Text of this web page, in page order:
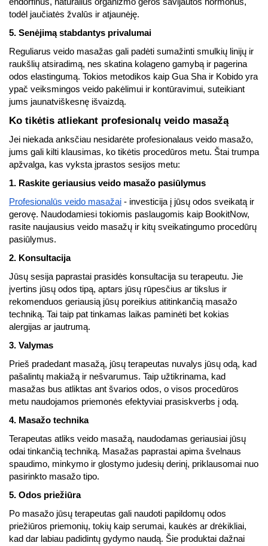
todėl jaučiatės žvalūs ir atjaunėję.
5. Senėjimą stabdantys privalumai
Reguliarus veido masažas gali padėti sumažinti smulkių linijų ir
raukšlių atsiradimą, nes skatina kolageno gamybą ir pagerina
odos elastingumą. Tokios metodikos kaip Gua Sha ir Kobido yra
ypač veiksmingos veido pakėlimui ir kontūravimui, suteikiant
jums jaunatviškesnę išvaizdą.
Ko tikėtis atliekant profesionalų veido masažą
Jei niekada anksčiau nesidarėte profesionalaus veido masažo,
jums gali kilti klausimas, ko tikėtis procedūros metu. Štai trumpa
apžvalga, kas vyksta įprastos sesijos metu:
1. Raskite geriausius veido masažo pasiūlymus
Profesionalūs veido masažai - investicija į jūsų odos sveikatą ir
gerovę. Naudodamiesi tokiomis paslaugomis kaip BookitNow,
rasite naujausius veido masažų ir kitų sveikatingumo procedūrų
pasiūlymus.
2. Konsultacija
Jūsų sesija paprastai prasidės konsultacija su terapeutu. Jie
įvertins jūsų odos tipą, aptars jūsų rūpesčius ar tikslus ir
rekomenduos geriausią jūsų poreikius atitinkančią masažo
techniką. Tai taip pat tinkamas laikas paminėti bet kokias
alergijas ar jautrumą.
3. Valymas
Prieš pradedant masažą, jūsų terapeutas nuvalys jūsų odą, kad
pašalintų makiažą ir nešvarumus. Taip užtikrinama, kad
masažas bus atliktas ant švarios odos, o visos procedūros
metu naudojamos priemonės efektyviai prasiskverbs į odą.
4. Masažo technika
Terapeutas atliks veido masažą, naudodamas geriausiai jūsų
odai tinkančią techniką. Masažas paprastai apima švelnaus
spaudimo, minkymo ir glostymo judesių derinį, priklausomai nuo
pasirinkto masažo tipo.
5. Odos priežiūra
Po masažo jūsų terapeutas gali naudoti papildomų odos
priežiūros priemonių, tokių kaip serumai, kaukės ar drėkikliai,
kad dar labiau padidintų gydymo naudą. Šie produktai dažnai